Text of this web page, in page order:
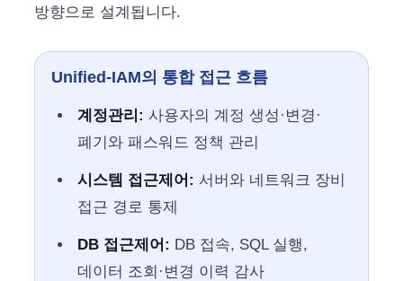
방향으로 설계됩니다.
Unified-IAM의 통합 접근 흐름
계정관리: 사용자의 계정 생성·변경·
폐기와 패스워드 정책 관리
시스템 접근제어: 서버와 네트워크 장비
접근 경로 통제
DB 접근제어: DB 접속, SQL 실행,
데이터 조회·변경 이력 감사